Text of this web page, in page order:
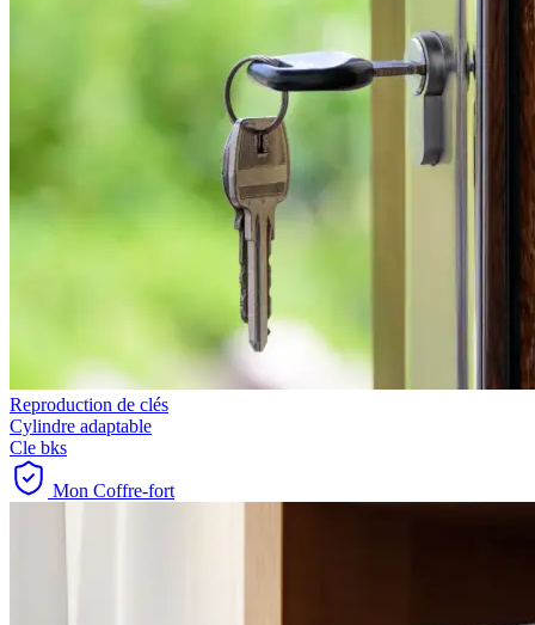
Reproduction de clés
Cylindre adaptable
Cle bks
Mon Coffre-fort